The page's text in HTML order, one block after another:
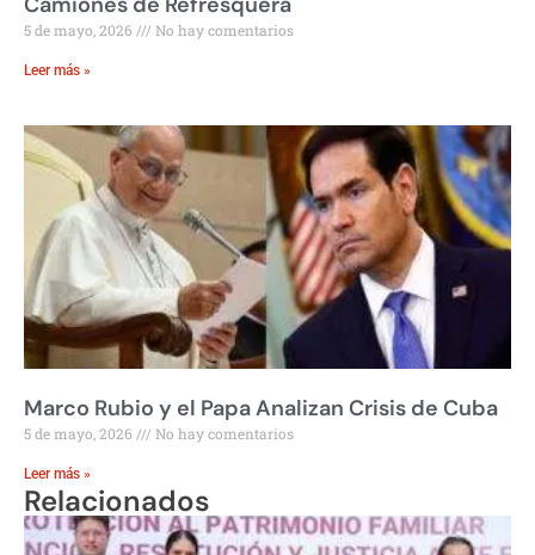
5 de mayo, 2026 No hay comentarios
Leer más »
Marco Rubio y el Papa Analizan Crisis de Cuba
5 de mayo, 2026 No hay comentarios
Leer más »
Relacionados